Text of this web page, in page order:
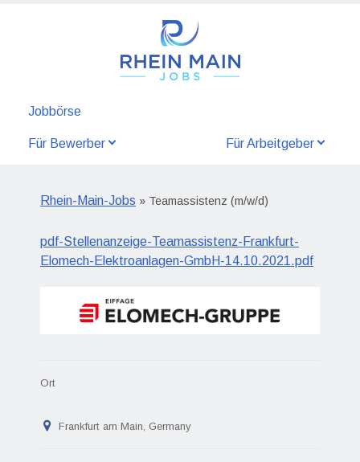
Jobbörse
Für Bewerber Für Arbeitgeber
Rhein-Main-Jobs » Teamassistenz (m/w/d)
pdf-Stellenanzeige-Teamassistenz-Frankfurt-
Elomech-Elektroanlagen-GmbH-14.10.2021.pdf
Ort
Frankfurt am Main, Germany